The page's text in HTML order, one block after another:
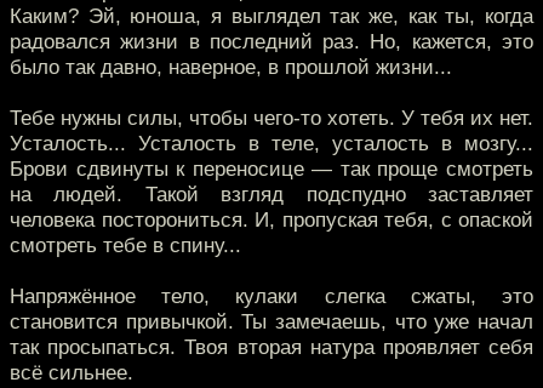
Каким? Эй, юноша, я выглядел так же, как ты, когда
радовался жизни в последний раз. Но, кажется, это
было так давно, наверное, в прошлой жизни...
Тебе нужны силы, чтобы чего-то хотеть. У тебя их нет.
Усталость... Усталость в теле, усталость в мозгу...
Брови сдвинуты к переносице — так проще смотреть
на людей. Такой взгляд подспудно заставляет
человека посторониться. И, пропуская тебя, с опаской
смотреть тебе в спину...
Напряжённое тело, кулаки слегка сжаты, это
становится привычкой. Ты замечаешь, что уже начал
так просыпаться. Твоя вторая натура проявляет себя
всё сильнее.